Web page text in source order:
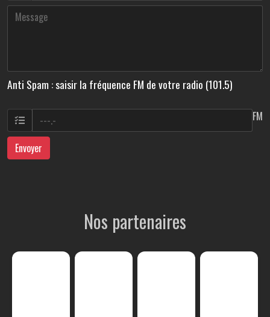
Anti Spam : saisir la fréquence FM de votre radio (101.5)
FM
Envoyer
Nos partenaires